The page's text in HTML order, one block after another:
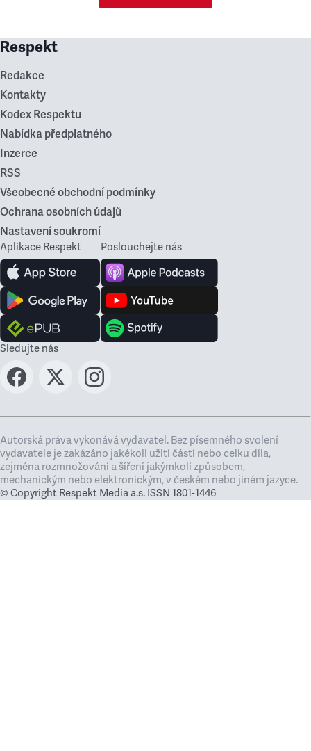
Respekt
Redakce
Kontakty
Kodex Respektu
Nabídka předplatného
Inzerce
RSS
Všeobecné obchodní podmínky
Ochrana osobních údajů
Nastavení soukromí
Aplikace Respekt Poslouchejte nás
Sledujte nás
Autorská práva vykonává vydavatel. Bez písemného svolení
vydavatele je zakázáno jakékoli užití částí nebo celku díla,
zejména rozmnožování a šíření jakýmkoli způsobem,
mechanickým nebo elektronickým, v českém nebo jiném jazyce.
© Copyright Respekt Media a.s. ISSN 1801-1446